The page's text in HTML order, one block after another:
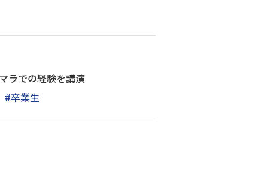
ラでの経験を講演
#卒業生